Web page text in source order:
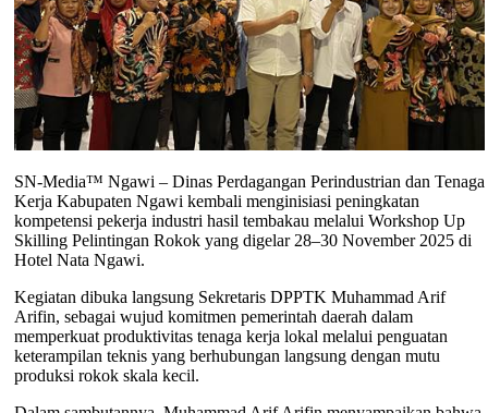
SN-Media™ Ngawi – Dinas Perdagangan Perindustrian dan Tenaga
Kerja Kabupaten Ngawi kembali menginisiasi peningkatan
kompetensi pekerja industri hasil tembakau melalui Workshop Up
Skilling Pelintingan Rokok yang digelar 28–30 November 2025 di
Hotel Nata Ngawi.
Kegiatan dibuka langsung Sekretaris DPPTK Muhammad Arif
Arifin, sebagai wujud komitmen pemerintah daerah dalam
memperkuat produktivitas tenaga kerja lokal melalui penguatan
keterampilan teknis yang berhubungan langsung dengan mutu
produksi rokok skala kecil.